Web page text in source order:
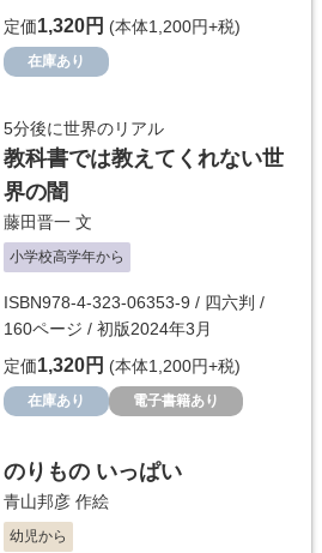
定価1,320円 (本体1,200円+税)
在庫あり
5分後に世界のリアル
教科書では教えてくれない世
界の闇
藤田晋一 文
小学校高学年から
ISBN978-4-323-06353-9 / 四六判 /
160ページ / 初版2024年3月
定価1,320円 (本体1,200円+税)
在庫あり 電子書籍あり
のりもの いっぱい
青山邦彦 作絵
幼児から